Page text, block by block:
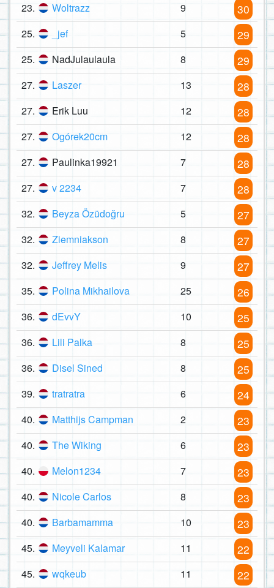
23. Woltrazz 9 30
25. _jef 5 29
25. NadJulaulaula 8 29
27. Laszer 13 28
27. Erik Luu 12 28
27. Ogórek20cm 12 28
27. Paulinka19921 7 28
27. v 2234 7 28
32. Beyza Özüdoğru 5 27
32. Ziemniakson 8 27
32. Jeffrey Melis 9 27
35. Polina Mikhailova 25 26
36. dEvvY 10 25
36. Lili Palka 8 25
36. Disel Sined 8 25
39. tratratra 6 24
40. Matthijs Campman 2 23
40. The Wiking 6 23
40. Melon1234 7 23
40. Nicole Carlos 8 23
40. Barbamamma 10 23
45. Meyveli Kalamar 11 22
45. wqkeub 11 22